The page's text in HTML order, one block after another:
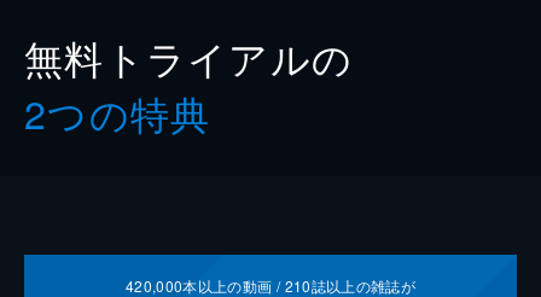
無料トライアルの
2つの特典
420,000本以上の動画 /210誌以上の雑誌が